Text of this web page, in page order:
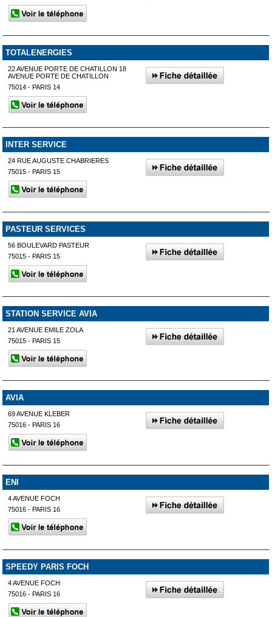
TOTALENERGIES
22 AVENUE PORTE DE CHATILLON 18
AVENUE PORTE DE CHATILLON
75014 - PARIS 14
INTER SERVICE
24 RUE AUGUSTE CHABRIERES
75015 - PARIS 15
PASTEUR SERVICES
56 BOULEVARD PASTEUR
75015 - PARIS 15
STATION SERVICE AVIA
21 AVENUE EMILE ZOLA
75015 - PARIS 15
AVIA
69 AVENUE KLEBER
75016 - PARIS 16
ENI
4 AVENUE FOCH
75016 - PARIS 16
SPEEDY PARIS FOCH
4 AVENUE FOCH
75016 - PARIS 16